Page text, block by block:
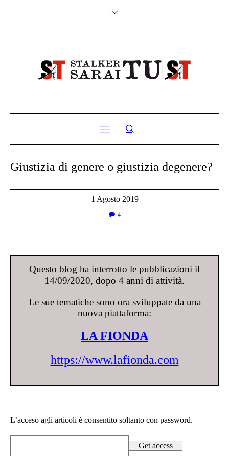
Giustizia di genere o giustizia degenere?
1 Agosto 2019
4
Questo blog ha interrotto le pubblicazioni il
14/09/2020, dopo 4 anni di attività.
Le sue tematiche sono ora sviluppate da una
nuova piattaforma:
LA FIONDA
https://www.lafionda.com
L’acceso agli articoli è consentito soltanto con password.